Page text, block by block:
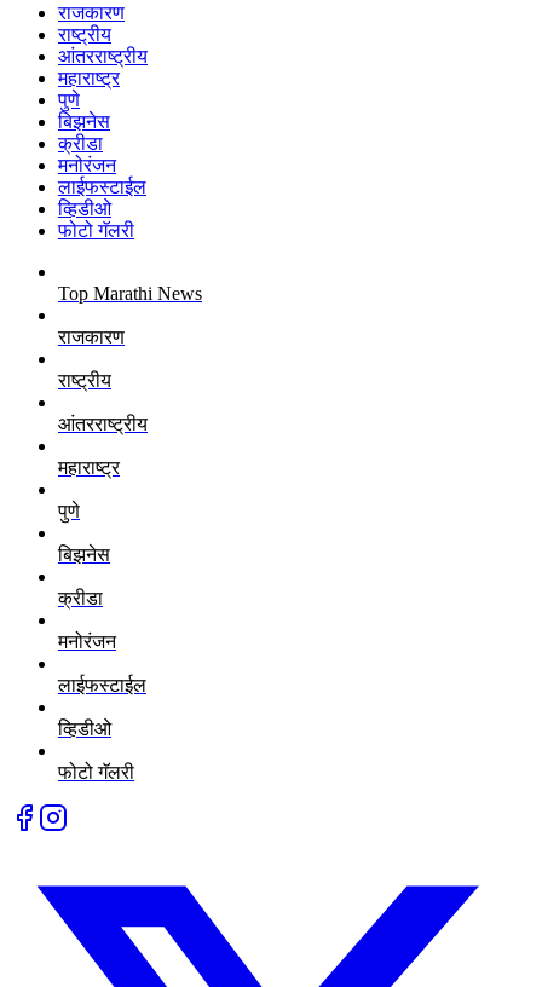
राजकारण
राष्ट्रीय
आंतरराष्ट्रीय
महाराष्ट्र
पुणे
बिझनेस
क्रीडा
मनोरंजन
लाईफस्टाईल
व्हिडीओ
फोटो गॅलरी
Top Marathi News
राजकारण
राष्ट्रीय
आंतरराष्ट्रीय
महाराष्ट्र
पुणे
बिझनेस
क्रीडा
मनोरंजन
लाईफस्टाईल
व्हिडीओ
फोटो गॅलरी